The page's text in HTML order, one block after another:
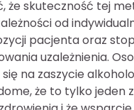
że skuteczność tej
od
pacjenta oraz
uzależnienia.
na zaszycie
że to tylko jeden